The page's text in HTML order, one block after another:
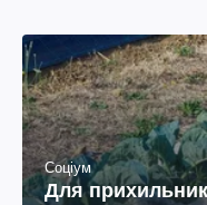
Соціум
Для